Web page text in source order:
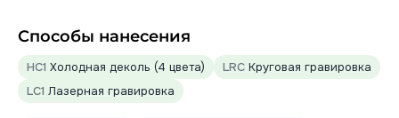
Способы нанесения
HC1 Холодная деколь (4 цвета) LRC Круговая гравировка
LC1 Лазерная гравировка